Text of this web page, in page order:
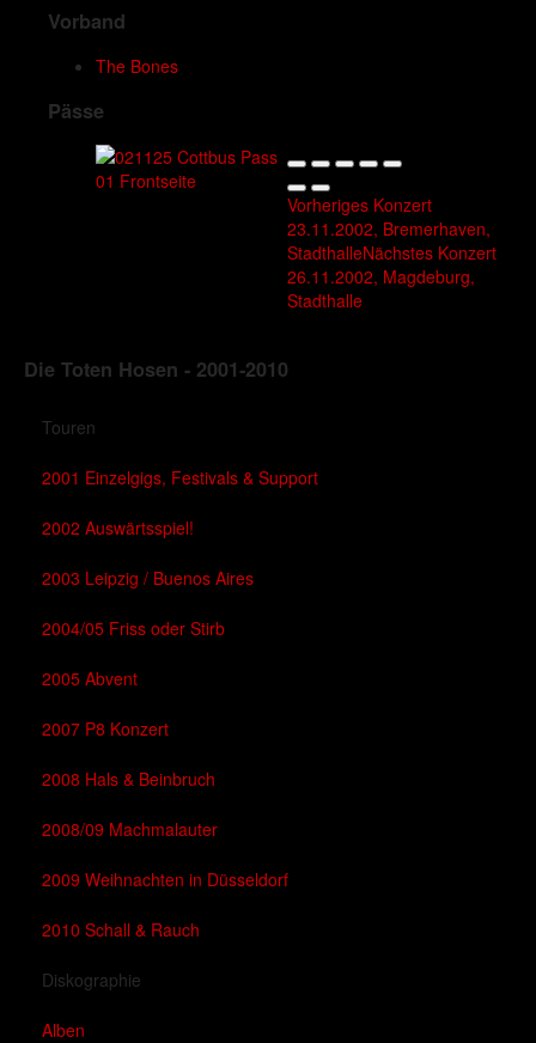
Vorband
The Bones
Pässe
Vorheriges Konzert
23.11.2002, Bremerhaven,
StadthalleNächstes Konzert
26.11.2002, Magdeburg,
Stadthalle
Die Toten Hosen - 2001-2010
Touren
2001 Einzelgigs, Festivals & Support
2002 Auswärtsspiel!
2003 Leipzig / Buenos Aires
2004/05 Friss oder Stirb
2005 Abvent
2007 P8 Konzert
2008 Hals & Beinbruch
2008/09 Machmalauter
2009 Weihnachten in Düsseldorf
2010 Schall & Rauch
Diskographie
Alben